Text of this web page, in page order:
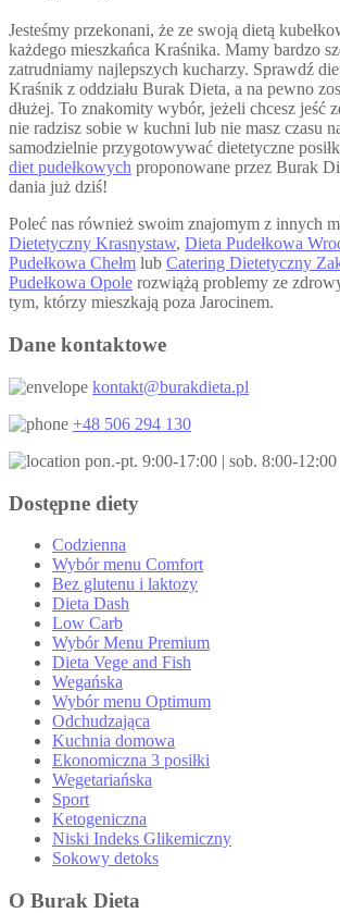
Jesteśmy przekonani, że ze swoją dietą
każdego mieszkańca Kraśnika. Mamy bardzo
zatrudniamy najlepszych kucharzy. Sprawdź
Kraśnik z oddziału Burak Dieta, a na pewno
dłużej. To znakomity wybór, jeżeli chcesz jeść
nie radzisz sobie w kuchni lub nie masz czasu
samodzielnie przygotowywać dietetyczne
diet pudełkowych proponowane przez Burak
dania już dziś!
Poleć nas również swoim znajomym z innych
Dietetyczny Krasnystaw, Dieta Pudełkowa
Pudełkowa Chełm lub Catering Dietetyczny
Pudełkowa Opole rozwiążą problemy ze
tym, którzy mieszkają poza Jarocinem.
Dane kontaktowe
kontakt@burakdieta.pl
+48 506 294 130
pon.-pt. 9:00-17:00 | sob. 8:00-12:00
Dostępne diety
Codzienna
Wybór menu Comfort
Bez glutenu i laktozy
Dieta Dash
Low Carb
Wybór Menu Premium
Dieta Vege and Fish
Wegańska
Wybór menu Optimum
Odchudzająca
Kuchnia domowa
Ekonomiczna 3 posiłki
Wegetariańska
Sport
Ketogeniczna
Niski Indeks Glikemiczny
Sokowy detoks
O Burak Dieta